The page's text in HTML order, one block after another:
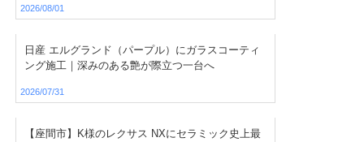
2026/08/01
日産 エルグランド（パープル）にガラスコーティ
ング施工｜深みのある艶が際立つ一台へ
2026/07/31
【座間市】K様のレクサス NXにセラミック史上最